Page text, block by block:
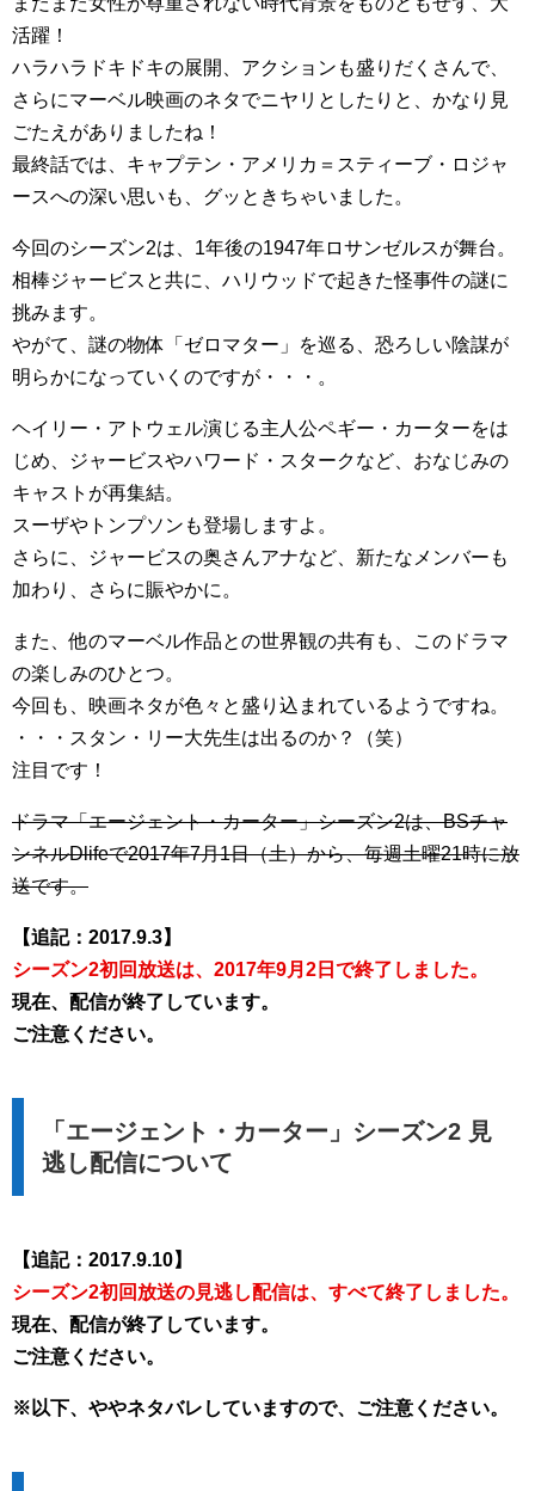
活躍！
ハラハラドキドキの展開、アクションも盛りだくさんで、
さらにマーベル映画のネタでニヤリとしたりと、かなり見
ごたえがありましたね！
最終話では、キャプテン・アメリカ＝スティーブ・ロジャ
ースへの深い思いも、グッときちゃいました。
今回のシーズン2は、1年後の1947年ロサンゼルスが舞台。
相棒ジャービスと共に、ハリウッドで起きた怪事件の謎に
挑みます。
やがて、謎の物体「ゼロマター」を巡る、恐ろしい陰謀が
明らかになっていくのですが・・・。
ヘイリー・アトウェル演じる主人公ペギー・カーターをは
じめ、ジャービスやハワード・スタークなど、おなじみの
キャストが再集結。
スーザやトンプソンも登場しますよ。
さらに、ジャービスの奥さんアナなど、新たなメンバーも
加わり、さらに賑やかに。
また、他のマーベル作品との世界観の共有も、このドラマ
の楽しみのひとつ。
今回も、映画ネタが色々と盛り込まれているようですね。
・・・スタン・リー大先生は出るのか？（笑）
注目です！
ドラマ「エージェント・カーター」シーズン2は、BSチャ
ンネルDlifeで2017年7月1日（土）から、毎週土曜21時に放
送です。
【追記：2017.9.3】
シーズン2初回放送は、2017年9月2日で終了しました。
現在、配信が終了しています。
ご注意ください。
「エージェント・カーター」シーズン2 見
逃し配信について
【追記：2017.9.10】
シーズン2初回放送の見逃し配信は、すべて終了しました。
現在、配信が終了しています。
ご注意ください。
※以下、ややネタバレしていますので、ご注意ください。